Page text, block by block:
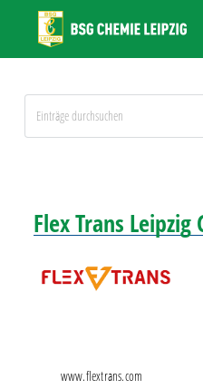
main
Flex Trans Leipzig
www.flextrans.com